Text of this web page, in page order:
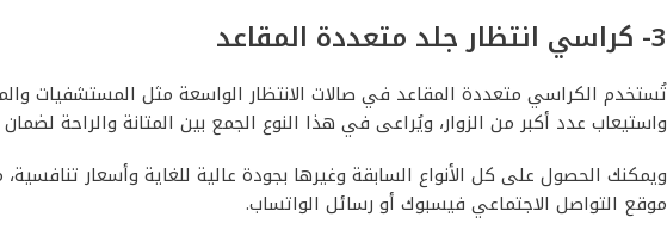
3- كراسي انتظار جلد متعددة المقاعد
تُستخدم الكراسي متعددة المقاعد في صالات الانتظار الواسعة مثل المستشفيات
واستيعاب عدد أكبر من الزوار، ويُراعى في هذا النوع الجمع بين المتانة والراحة
ويمكنك الحصول على كل الأنواع السابقة وغيرها بجودة عالية للغاية وأسعار
موقع التواصل الاجتماعي فيسبوك أو رسائل الواتساب.